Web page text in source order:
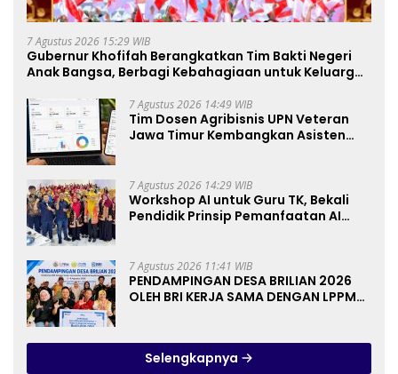
7 Agustus 2026 15:29 WIB
Gubernur Khofifah Berangkatkan Tim Bakti Negeri
Anak Bangsa, Berbagi Kebahagiaan untuk Keluarga
7 Agustus 2026 14:49 WIB
Tim Dosen Agribisnis UPN Veteran
Jawa Timur Kembangkan Asisten
7 Agustus 2026 14:29 WIB
Workshop AI untuk Guru TK, Bekali
Pendidik Prinsip Pemanfaatan AI
7 Agustus 2026 11:41 WIB
PENDAMPINGAN DESA BRILIAN 2026
OLEH BRI KERJA SAMA DENGAN LPPM
Selengkapnya